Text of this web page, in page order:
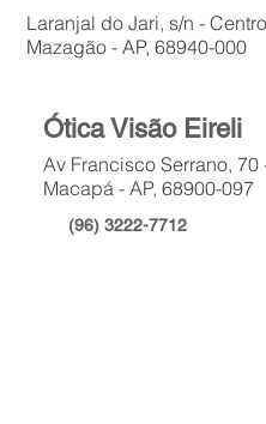
Laranjal do Jari, s/n -
Mazagão - AP, 68940-000
Ótica Visão Eireli
Av Francisco Serrano, 70
Macapá - AP, 68900-097
(96) 3222-7712